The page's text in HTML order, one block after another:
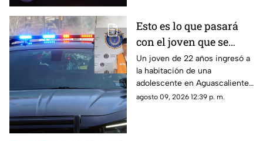
Esto es lo que pasará
con el joven que se
metió a la habitación
de una adolescente
para tocarla en
Aguascalientes
Un joven de 22 años ingresó a
la habitación de una
adolescente en Aguascalientes
para realizarle tocamientos; te
agosto 09, 2026 12:39 p. m.